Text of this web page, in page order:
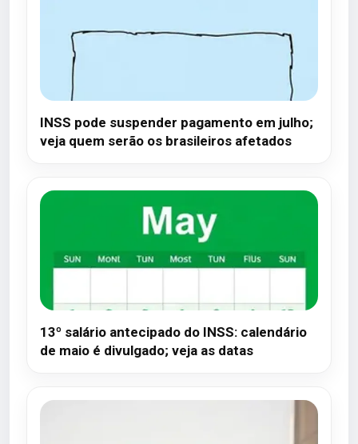
INSS pode suspender pagamento em julho;
veja quem serão os brasileiros afetados
13º salário antecipado do INSS: calendário
de maio é divulgado; veja as datas